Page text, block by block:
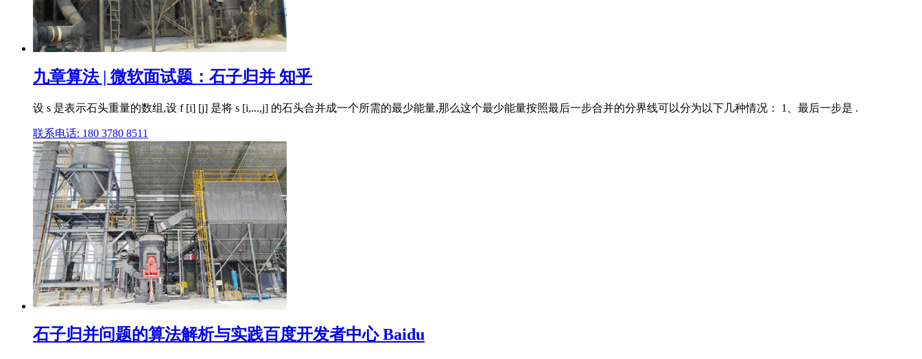
九章算法 | 微软面试题：石子归并 知乎
设 s 是表示石头重量的数组,设 f [i] [j] 是将 s [i,...,j] 的石头合并成一个所需的最少能量,那么这个最少能量按照最后一步合并的分界线可以分为以下几种情况： 1、最后一步是 .
联系电话: 180 3780 8511
石子归并问题的算法解析与实践百度开发者中心 Baidu